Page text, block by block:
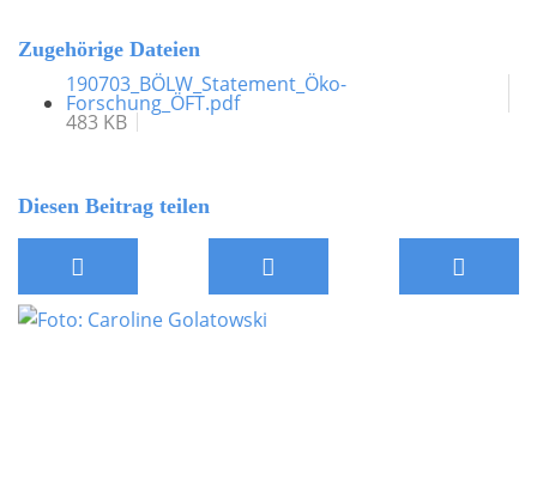
Zugehörige Dateien
190703_BÖLW_Statement_Öko-
Forschung_ÖFT.pdf
483 KB
Diesen Beitrag teilen